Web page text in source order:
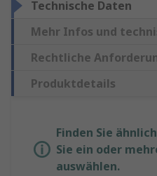
Technische Daten
Mehr Infos und
Rechtliche
Produktdetails
Finden Sie
Sie ein oder
auswählen.